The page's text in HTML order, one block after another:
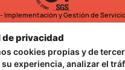
- Implementación y Gestión de
de privacidad
cookies propias y de
experiencia, analizar el